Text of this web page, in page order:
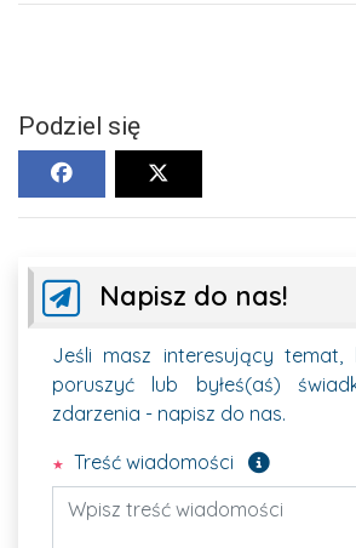
Podziel się
Napisz do nas!
Jeśli masz interesujący temat,
poruszyć lub byłeś(aś)
zdarzenia - napisz do nas.
Treść wiadomości
Pole